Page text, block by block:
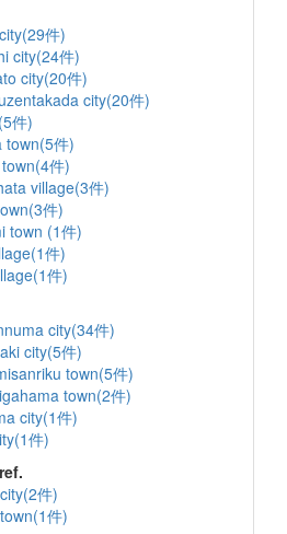
件)
city(24件)
city(20件)
city(20件)
件)
town(5件)
件)
village(3件)
件)
town (1件)
件)
件)
city(34件)
city(5件)
town(5件)
town(2件)
city(1件)
件)
件)
件)